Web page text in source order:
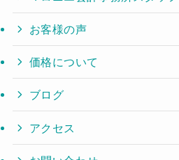
お客様の声
価格について
ブログ
アクセス